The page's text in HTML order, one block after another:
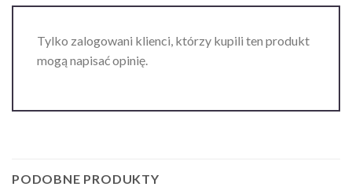
Tylko zalogowani klienci, którzy kupili ten produkt
mogą napisać opinię.
PODOBNE PRODUKTY